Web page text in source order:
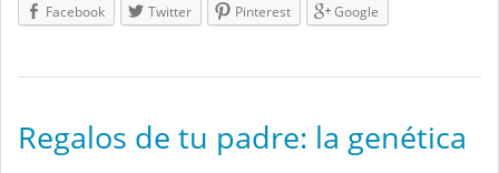
Facebook
Twitter Pinterest Google
Regalos de tu padre: la genética